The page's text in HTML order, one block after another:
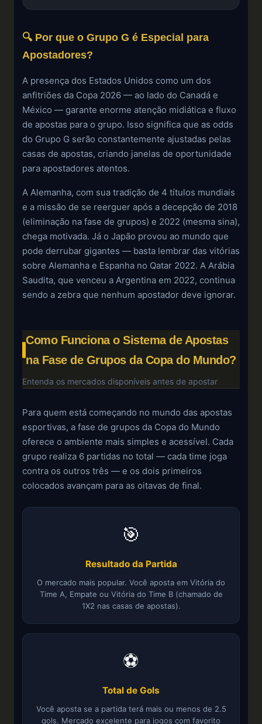
🔍 Por que o Grupo G é Especial para
Apostadores?
A presença dos Estados Unidos como um dos
anfitriões da Copa 2026 — ao lado do Canadá e
México — garante enorme atenção midiática e fluxo
de apostas para o grupo. Isso significa que as odds
do Grupo G serão constantemente ajustadas pelas
casas de apostas, criando janelas de oportunidade
para apostadores atentos.
A Alemanha, com sua tradição de 4 títulos mundiais
e a missão de se reerguer após a decepção de 2018
(eliminação na fase de grupos) e 2022 (mesma sina),
chega motivada. Já o Japão provou ao mundo que
pode derrubar gigantes — basta lembrar das vitórias
sobre Alemanha e Espanha no Qatar 2022. A Arábia
Saudita, que venceu a Argentina em 2022, continua
sendo a zebra que nenhum apostador deve ignorar.
Como Funciona o Sistema de Apostas
na Fase de Grupos da Copa do Mundo?
Entenda os mercados disponíveis antes de apostar
Para quem está começando no mundo das apostas
esportivas, a fase de grupos da Copa do Mundo
oferece o ambiente mais simples e acessível. Cada
grupo realiza 6 partidas no total — cada time joga
contra os outros três — e os dois primeiros
colocados avançam para as oitavas de final.
🎯
Resultado da Partida
O mercado mais popular. Você aposta em Vitória do
Time A, Empate ou Vitória do Time B (chamado de
1X2 nas casas de apostas).
⚽
Total de Gols
Você aposta se a partida terá mais ou menos de 2.5
gols. Mercado excelente para jogos com favorito